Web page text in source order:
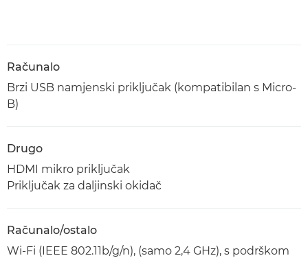
Računalo
Brzi USB namjenski priključak (kompatibilan s Micro-
B)
Drugo
HDMI mikro priključak
Priključak za daljinski okidač
Računalo/ostalo
Wi-Fi (IEEE 802.11b/g/n), (samo 2,4 GHz), s podrškom